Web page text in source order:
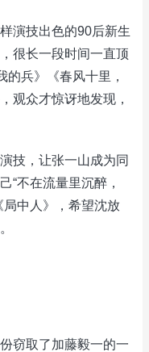
技出色的90后新生
很长一段时间一直顶
的兵》《春风十里，
观众才惊讶地发现，
，让张一山成为同
“不在流量里沉醉，
局中人》，希望沈放
取了加藤毅一的一